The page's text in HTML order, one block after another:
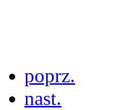
poprz.
nast.